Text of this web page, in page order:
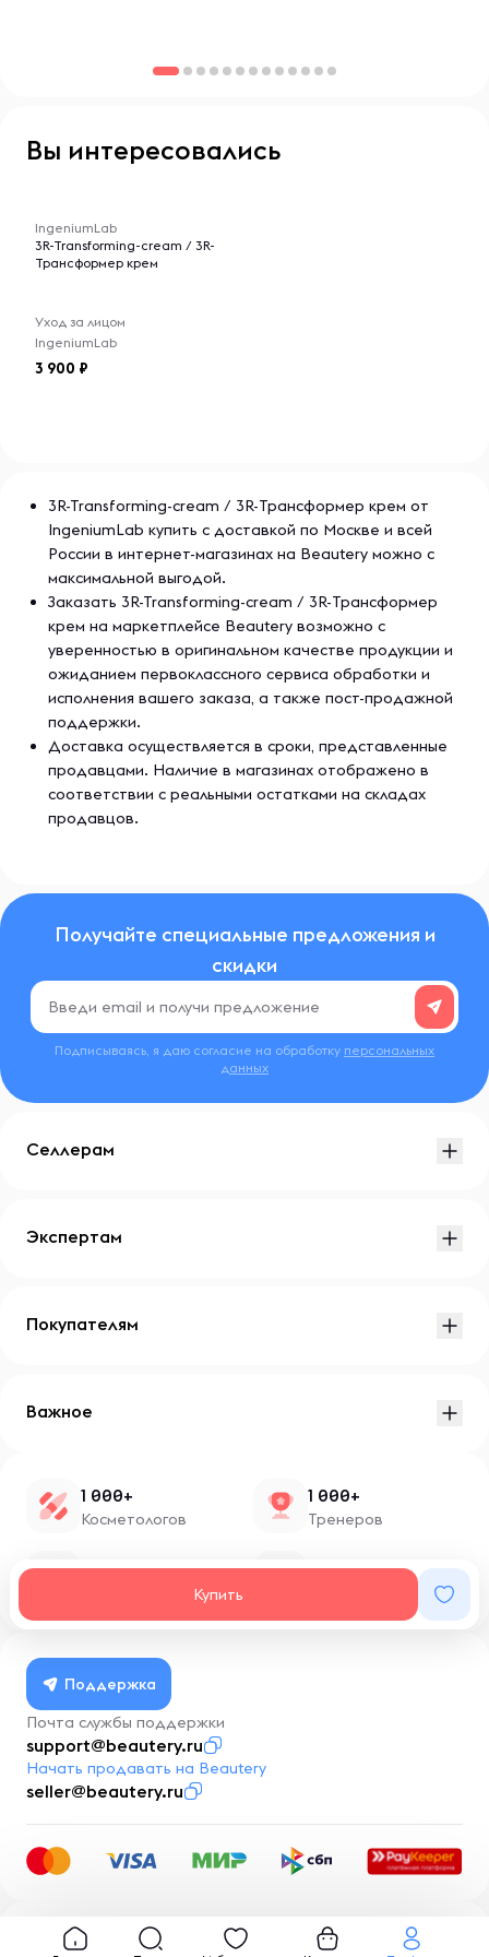
Вы интересовались
IngeniumLab
3R-Transforming-cream / 3R-
Трансформер крем
Уход за лицом
IngeniumLab
3 900
3R-Transforming-cream / 3R-Трансформер крем от
IngeniumLab купить с доставкой по Москве и всей
России в интернет-магазинах на Beautery можно с
максимальной выгодой.
Заказать 3R-Transforming-cream / 3R-Трансформер
крем на маркетплейсе Beautery возможно с
уверенностью в оригинальном качестве продукции и
ожиданием первоклассного сервиса обработки и
исполнения вашего заказа, а также пост-продажной
поддержки.
Доставка осуществляется в сроки, представленные
продавцами. Наличие в магазинах отображено в
соответствии с реальными остатками на складах
продавцов.
Получайте специальные предложения и
скидки
Подписываясь, я даю согласие на обработку персональных
данных
Купить
Селлерам
Экспертам
Покупателям
Важное
1 000+
Косметологов
1 000+
Тренеров
1 500+
Нутрициологов
100+
Поддержка
Почта службы поддержки
support@beautery.ru
Начать продавать на Beautery
seller@beautery.ru
Разработка BusinessMentor.ru